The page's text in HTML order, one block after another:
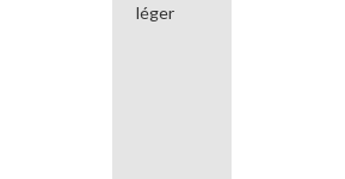
léger